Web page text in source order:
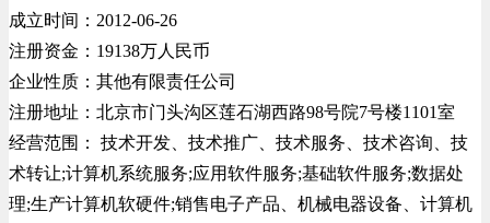
成立时间：2012-06-26
注册资金：19138万人民币
企业性质：其他有限责任公司
注册地址：北京市门头沟区莲石湖西路98号院7号楼1101室
经营范围： 技术开发、技术推广、技术服务、技术咨询、技
术转让;计算机系统服务;应用软件服务;基础软件服务;数据处
理;生产计算机软硬件;销售电子产品、机械电器设备、计算机